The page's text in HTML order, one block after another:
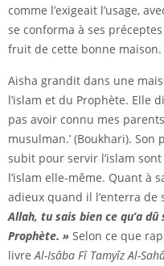
comme l’exigeait l’usage,
se conforma à ses
fruit de cette bonne maison.
Aisha grandit dans une
l’islam et du Prophète. Elle
pas avoir connu mes
musulman.’ (Boukhari). Son
subit pour servir l’islam
l’islam elle-même. Quant à
adieux quand il l’enterra de
Allah, tu sais bien ce qu’a
Prophète. » Selon ce que
livreAl-Isâba Fî Tamyîz Al-